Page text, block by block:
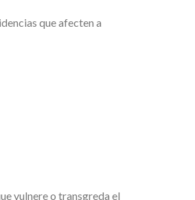
que afecten a
vulnere o transgreda el